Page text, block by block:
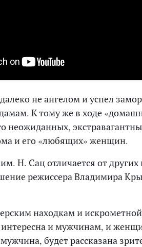
не ангелом и успел
К тому же в ходе
неожиданных,
и его «любящих» женщин.
Н. Сац отличается от
режиссера Владимира
находкам и
интересна и мужчинам, и
будет рассказана